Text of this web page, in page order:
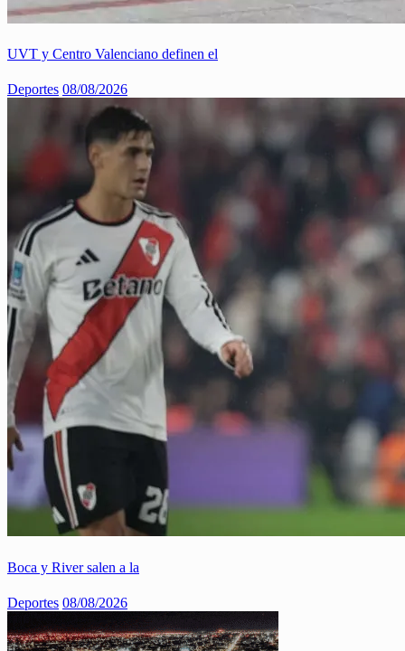
UVT y Centro Valenciano definen el
Deportes 08/08/2026
Boca y River salen a la
Deportes 08/08/2026